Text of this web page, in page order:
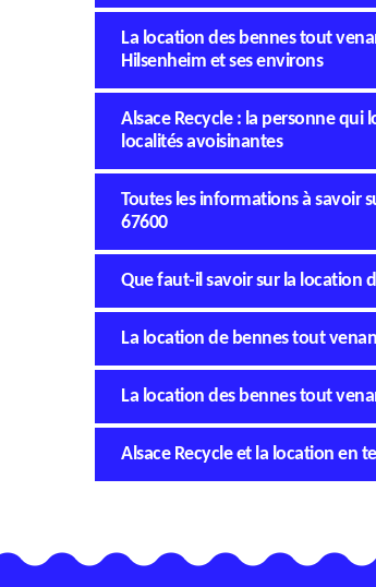
La location des bennes tout
Hilsenheim et ses environs
Alsace Recycle : la personne qui
localités avoisinantes
Toutes les informations à savoir
67600
Que faut-il savoir sur la location
La location de bennes tout
La location des bennes tout
Alsace Recycle et la location en